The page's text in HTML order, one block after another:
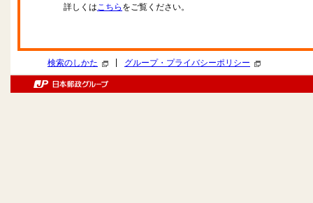
詳しくはこちら をご覧ください。
検索のしかた グループ・プライバシーポリシー